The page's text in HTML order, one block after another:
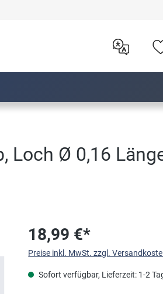
Loch Ø 0,16
18,99 €*
Preise inkl. MwSt. zzgl.
Sofort verfügbar, Lieferzeit: 1-2